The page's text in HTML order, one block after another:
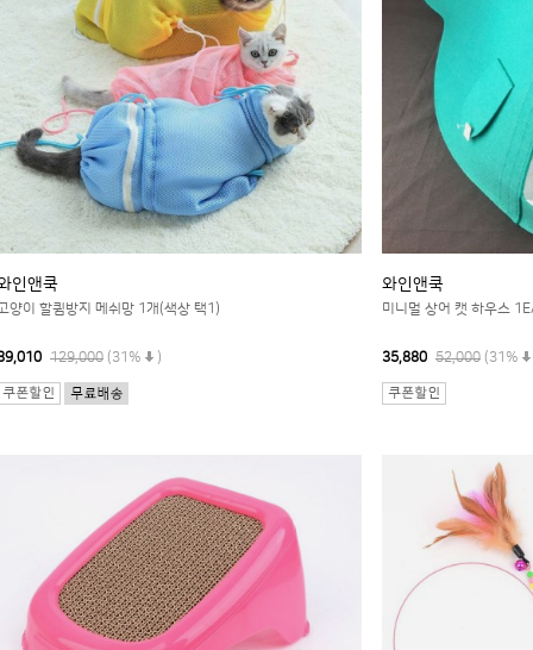
인앤쿡
양이 할큄방지 메쉬망 1개(색상 택1)
129,000 (31% )
와인앤쿡
미니멀 상어 캣 하우스
35,880 52,000 (31%